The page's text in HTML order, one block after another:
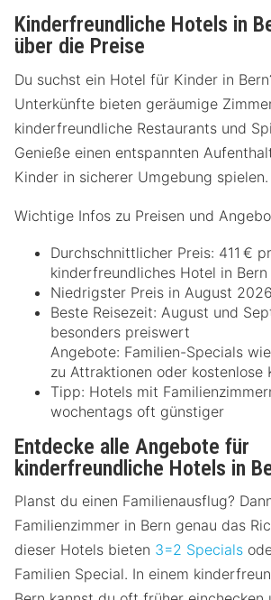
Kinderfreundliche Hotels in
über die Preise
Du suchst ein Hotel für Kinder in
Unterkünfte bieten geräumige
kinderfreundliche Restaurants und
Genieße einen entspannten
Kinder in sicherer Umgebung spielen.
Wichtige Infos zu Preisen und
Durchschnittlicher Preis: 411 €
kinderfreundliches Hotel in Bern
Niedrigster Preis in August
Beste Reisezeit: August und
besonders preiswert
Angebote: Familien-Specials
zu Attraktionen oder kostenlose
Tipp: Hotels mit
wochentags oft günstiger
Entdecke alle Angebote für
kinderfreundliche Hotels in
Planst du einen Familienausflug?
Familienzimmer in Bern genau das
dieser Hotels bieten 3=2 Specials
Familien Special. In einem